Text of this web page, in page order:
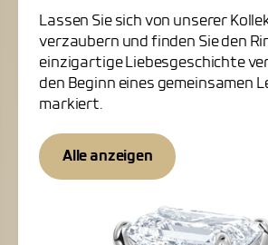
Lassen Sie sich von unserer
verzaubern und finden Sie den
einzigartige Liebesgeschichte
den Beginn eines gemeinsamen
markiert.
Alle anzeigen